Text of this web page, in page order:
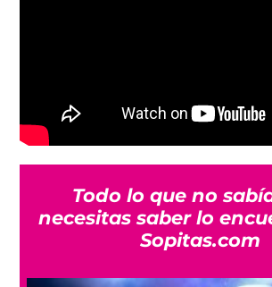
Todo lo que no
necesitas saber lo
Sopitas.com